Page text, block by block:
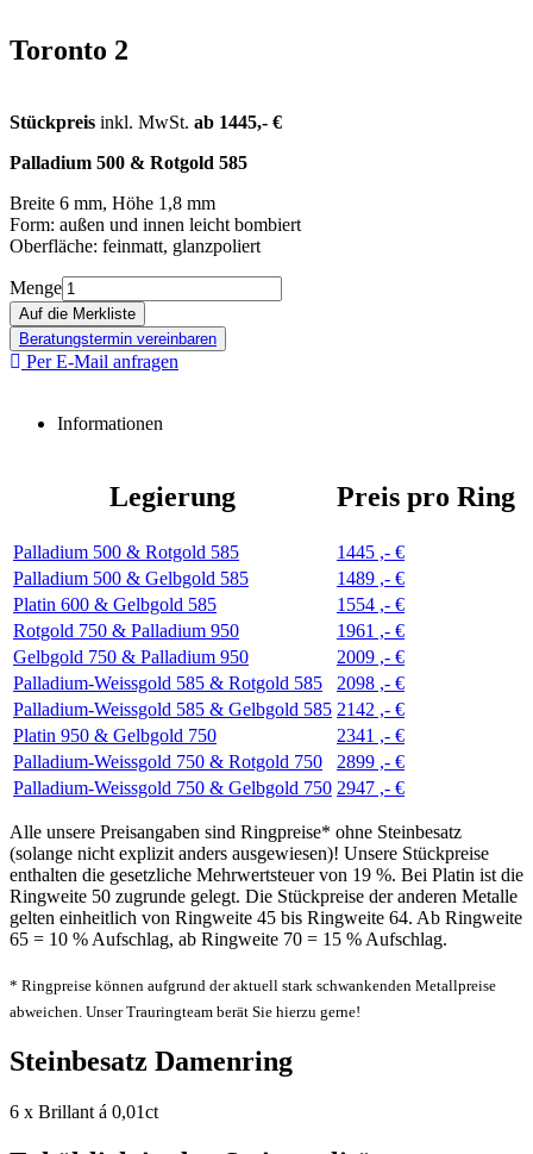
Toronto 2
Stückpreis inkl. MwSt. ab 1445,- €
Palladium 500 & Rotgold 585
Breite 6 mm, Höhe 1,8 mm
Form: außen und innen leicht bombiert
Oberfläche: feinmatt, glanzpoliert
Menge
Beratungstermin vereinbaren
Per E-Mail anfragen
Informationen
Legierung Preis pro Ring
Palladium 500 & Rotgold 585
1445 ,- €
Palladium 500 & Gelbgold 585
1489 ,- €
Platin 600 & Gelbgold 585
1554 ,- €
Rotgold 750 & Palladium 950
1961 ,- €
Gelbgold 750 & Palladium 950
2009 ,- €
Palladium-Weissgold 585 & Rotgold 585
2098 ,- €
Palladium-Weissgold 585 & Gelbgold 585 2142 ,- €
Platin 950 & Gelbgold 750
2341 ,- €
Palladium-Weissgold 750 & Rotgold 750
2899 ,- €
Palladium-Weissgold 750 & Gelbgold 750 2947 ,- €
Alle unsere Preisangaben sind Ringpreise* ohne Steinbesatz
(solange nicht explizit anders ausgewiesen)! Unsere Stückpreise
enthalten die gesetzliche Mehrwertsteuer von 19 %. Bei Platin ist die
Ringweite 50 zugrunde gelegt. Die Stückpreise der anderen Metalle
gelten einheitlich von Ringweite 45 bis Ringweite 64. Ab Ringweite
65 = 10 % Aufschlag, ab Ringweite 70 = 15 % Aufschlag.
* Ringpreise können aufgrund der aktuell stark schwankenden Metallpreise
abweichen. Unser Trauringteam berät Sie hierzu gerne!
Steinbesatz Damenring
6 x Brillant á 0,01ct